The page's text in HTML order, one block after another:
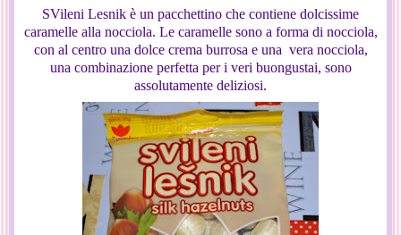
SVileni Lesnik è un pacchettino che contiene dolcissime
caramelle alla nocciola. Le caramelle sono a forma di nocciola,
con al centro una dolce crema burrosa e una vera nocciola,
una combinazione perfetta per i veri buongustai, sono
assolutamente deliziosi.